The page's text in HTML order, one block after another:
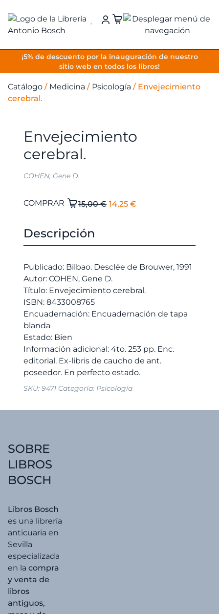
¡5% de descuento por la inauguración de nuestro
sitio web en todos los libros!
VOLVER
Catálogo / Medicina / Psicología / Envejecimiento
cerebral.
Envejecimiento
cerebral.
COHEN, Gene D.
15,00€ El
era:
14,25 €
es:
Envejecimiento
COMPRAR
Descripción
Publicado: Bilbao. Desclée de Brouwer, 1991
Autor: COHEN, Gene D.
Título: Envejecimiento cerebral.
ISBN: 8433008765
Encuadernación: Encuadernación de tapa
blanda
Estado: Bien
Información adicional: 4to. 253 pp. Enc.
editorial. Ex-libris de caucho de ant.
SKU: 9471 Categoría: Psicología
SOBRE
LIBROS
BOSCH
Libros Bosch
es una librería
anticuaria en
Sevilla
especializada
en la compra
y venta de
libros
antiguos,